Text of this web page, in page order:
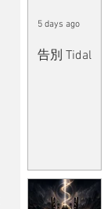
告別 Tidal
5 days ago